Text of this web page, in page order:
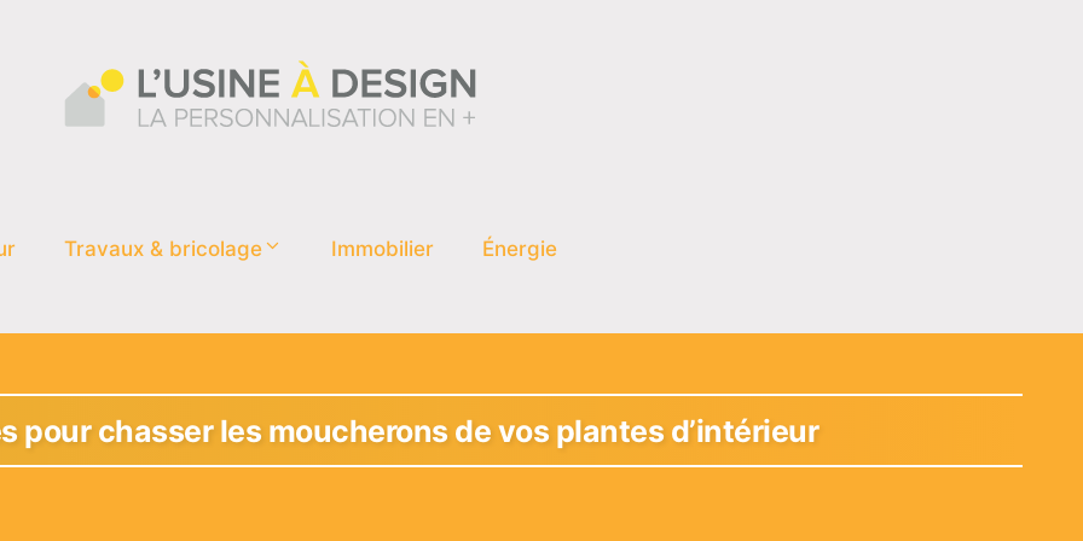
Travaux & bricolage Immobilier Énergie
pour chasser les moucherons de vos plantes d’intérieur